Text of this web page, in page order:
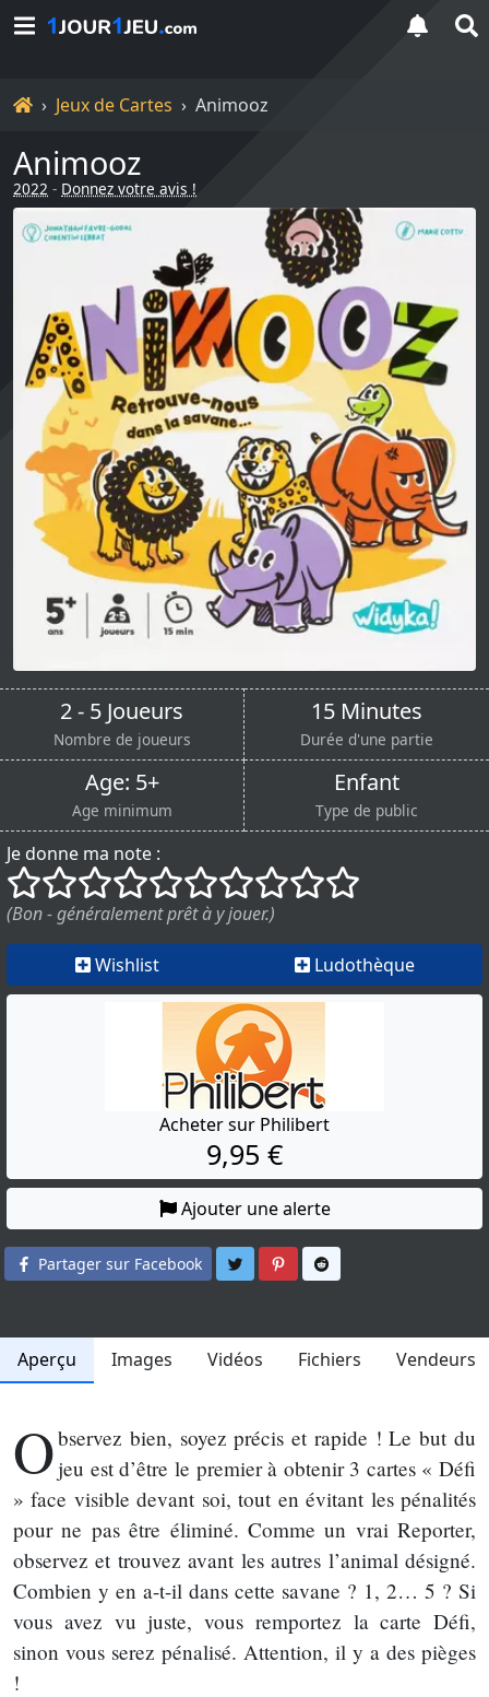
Accueil
Jeux de Cartes Animooz
Animooz
2022 - Donnez votre avis !
2 - 5 Joueurs
Nombre de joueurs
15 Minutes
Durée d'une partie
Age: 5+
Age minimum
Enfant
Type de public
Je donne ma note :
()
() () () () () () () ()
()
(Bon - généralement prêt à y jouer.)
Wishlist Ludothèque
Acheter sur Philibert
9,95 €
Ajouter une alerte
Partager sur Facebook Partager sur Twitter
Partager sur Pinterest
Aperçu Images Vidéos Fichiers Vendeurs
Observez bien, soyez précis et rapide ! Le but du
jeu est d’être le premier à obtenir 3 cartes « Défi
» face visible devant soi, tout en évitant les pénalités
pour ne pas être éliminé. Comme un vrai Reporter,
observez et trouvez avant les autres l’animal désigné.
Combien y en a-t-il dans cette savane ? 1, 2… 5 ? Si
vous avez vu juste, vous remportez la carte Défi,
sinon vous serez pénalisé. Attention, il y a des pièges
!